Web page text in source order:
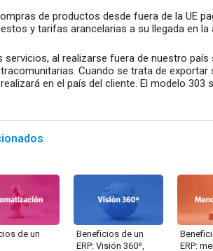
de productos desde fuera de la UE
y tarifas arancelarias a su llegada en la
servicios, al realizarse fuera de nuestro
Cuando se trata de exportar
en el país del cliente. El modelo 303
de un
Beneficios de un
ERP: Visión 360º,
ERP: